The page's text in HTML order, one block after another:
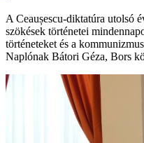
A Ceaușescu-diktatúra utolsó
szökések történetei
történeteket és a
Naplónak Bátori Géza, Bors